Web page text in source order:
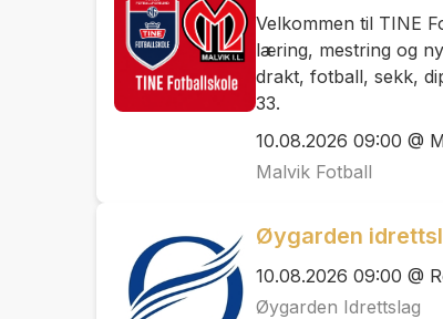
Velkommen til TINE
læring, mestring og
drakt, fotball, sekk,
33.
10.08.2026 09:00 @
Malvik Fotball
Øygarden
10.08.2026 09:00 @
Øygarden Idrettslag